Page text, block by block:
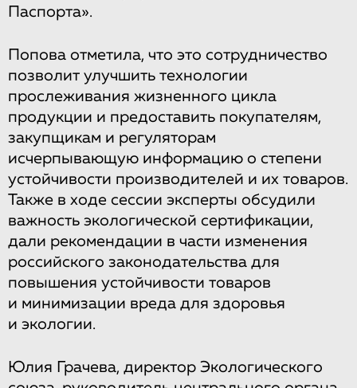
Паспорта».
Попова отметила, что это сотрудничество
позволит улучшить технологии
прослеживания жизненного цикла
продукции и предоставить покупателям,
закупщикам и регуляторам
исчерпывающую информацию о степени
устойчивости производителей и их товаров.
Также в ходе сессии эксперты обсудили
важность экологической сертификации,
дали рекомендации в части изменения
российского законодательства для
повышения устойчивости товаров
и минимизации вреда для здоровья
и экологии.
Юлия Грачева, директор Экологического